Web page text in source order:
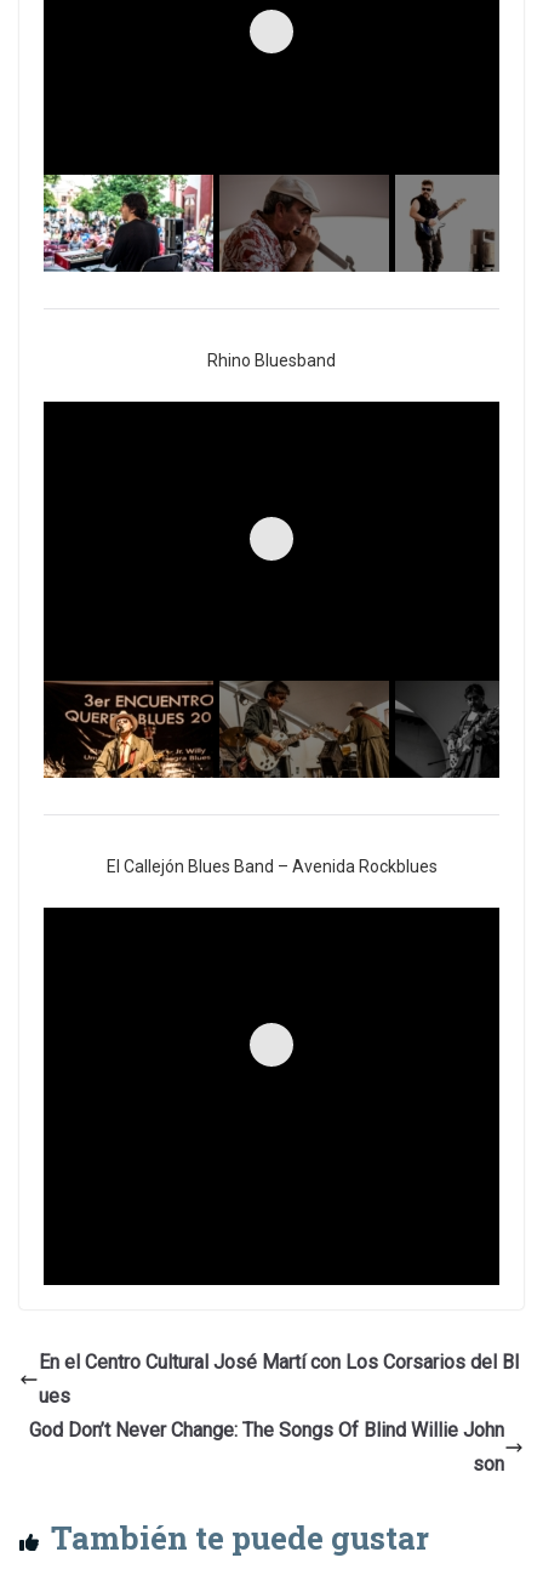
Rhino Bluesband
El Callejón Blues Band – Avenida Rockblues
En el Centro Cultural José Martí con Los Corsarios del Bl
ues
God Don’t Never Change: The Songs Of Blind Willie John
son
También te puede gustar